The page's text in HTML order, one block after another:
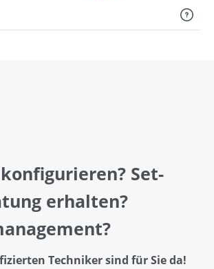
Set-
erhalten?
Techniker sind für Sie da!